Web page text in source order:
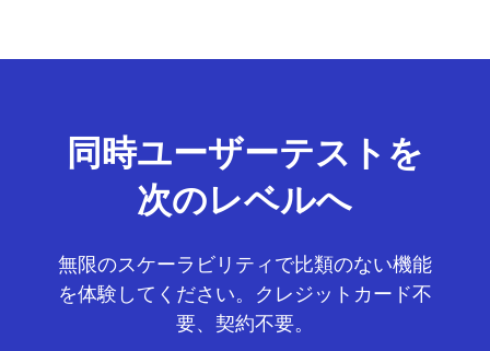
同時ユーザーテストを
次のレベルへ
無限のスケーラビリティで比類のない機能
を体験してください。クレジットカード不
要、契約不要。